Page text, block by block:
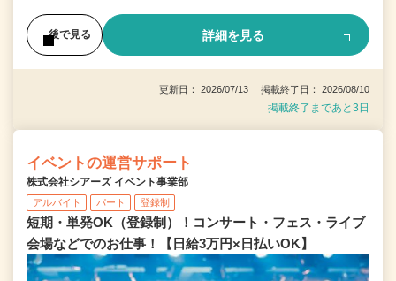
後で見る 詳細を見る
更新日： 2026/07/13 掲載終了日： 2026/08/10
掲載終了まであと3日
イベントの運営サポート
株式会社シアーズ イベント事業部
アルバイト パート 登録制
短期・単発OK（登録制）！コンサート・フェス・ライブ
会場などでのお仕事！【日給3万円×日払いOK】